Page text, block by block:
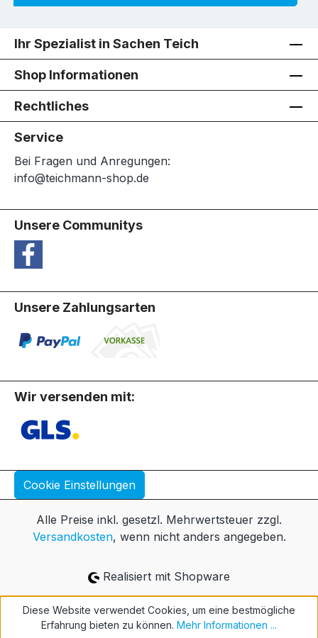
Ihr Spezialist in Sachen Teich
Shop Informationen
Rechtliches
Service
Bei Fragen und Anregungen:
info@teichmann-shop.de
Unsere Communitys
Unsere Zahlungsarten
Wir versenden mit:
Cookie Einstellungen
Alle Preise inkl. gesetzl. Mehrwertsteuer zzgl.
Versandkosten, wenn nicht anders angegeben.
Realisiert mit Shopware
Diese Website verwendet Cookies, um eine bestmögliche
Erfahrung bieten zu können. Mehr Informationen ...